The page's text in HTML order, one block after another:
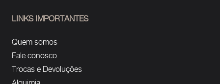
LINKS IMPORTANTES
Quem somos
Fale conosco
Trocas e Devoluções